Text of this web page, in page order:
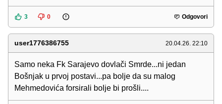
3 0 Odgovori
user1776386755 20.04.26. 22:10
Samo neka Fk Sarajevo dovlači Smrde...ni jedan
Bošnjak u prvoj postavi...pa bolje da su malog
Mehmedovića forsirali bolje bi prošli....